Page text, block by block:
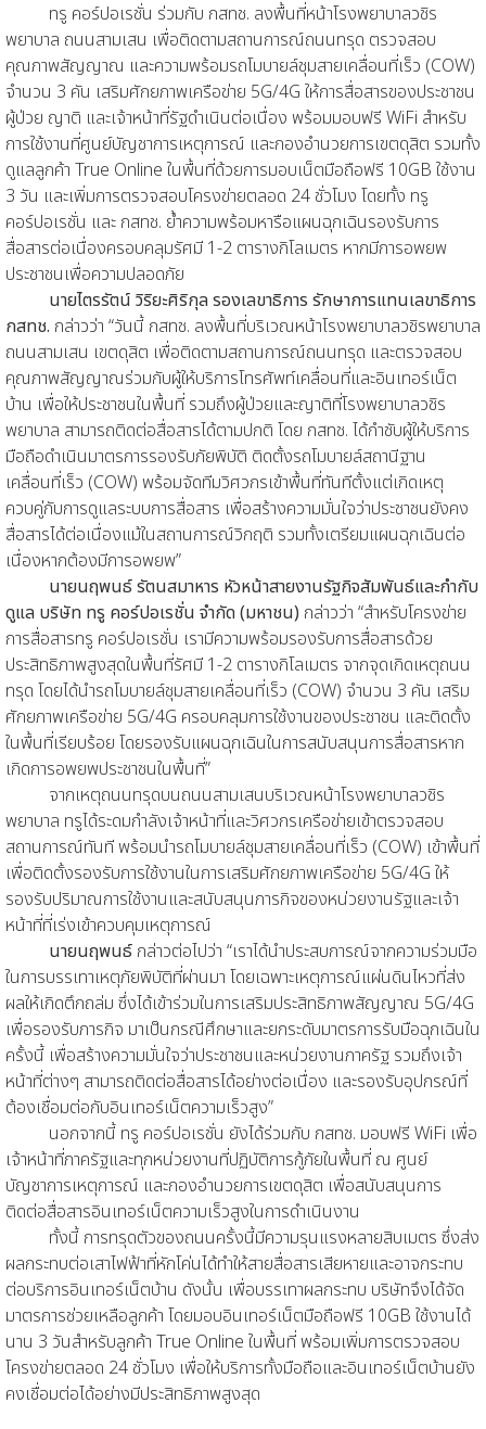
ทรู คอร์ปอเรชั่น ร่วมกับ กสทช. ลงพื้นที่หน้าโรงพยาบาลวชิร
พยาบาล ถนนสามเสน เพื่อติดตามสถานการณ์ถนนทรุด ตรวจสอบ
คุณภาพสัญญาณ และความพร้อมรถโมบายล์ชุมสายเคลื่อนที่เร็ว (COW)
จำนวน 3 คัน เสริมศักยภาพเครือข่าย 5G/4G ให้การสื่อสารของประชาชน
ผู้ป่วย ญาติ และเจ้าหน้าที่รัฐดำเนินต่อเนื่อง พร้อมมอบฟรี WiFi สำหรับ
การใช้งานที่ศูนย์บัญชาการเหตุการณ์ และกองอำนวยการเขตดุสิต รวมทั้ง
ดูแลลูกค้า True Online ในพื้นที่ด้วยการมอบเน็ตมือถือฟรี 10GB ใช้งาน
3 วัน และเพิ่มการตรวจสอบโครงข่ายตลอด 24 ชั่วโมง โดยทั้ง ทรู
คอร์ปอเรชั่น และ กสทช. ย้ำความพร้อมหารือแผนฉุกเฉินรองรับการ
สื่อสารต่อเนื่องครอบคลุมรัศมี 1-2 ตารางกิโลเมตร หากมีการอพยพ
ประชาชนเพื่อความปลอดภัย
นายไตรรัตน์ วิริยะศิริกุล รองเลขาธิการ รักษาการแทนเลขาธิการ
กสทช. กล่าวว่า “วันนี้ กสทช. ลงพื้นที่บริเวณหน้าโรงพยาบาลวชิรพยาบาล
ถนนสามเสน เขตดุสิต เพื่อติดตามสถานการณ์ถนนทรุด และตรวจสอบ
คุณภาพสัญญาณร่วมกับผู้ให้บริการโทรศัพท์เคลื่อนที่และอินเทอร์เน็ต
บ้าน เพื่อให้ประชาชนในพื้นที่ รวมถึงผู้ป่วยและญาติที่โรงพยาบาลวชิร
พยาบาล สามารถติดต่อสื่อสารได้ตามปกติ โดย กสทช. ได้กำชับผู้ให้บริการ
มือถือดำเนินมาตรการรองรับภัยพิบัติ ติดตั้งรถโมบายล์สถานีฐาน
เคลื่อนที่เร็ว (COW) พร้อมจัดทีมวิศวกรเข้าพื้นที่ทันทีตั้งแต่เกิดเหตุ
ควบคู่กับการดูแลระบบการสื่อสาร เพื่อสร้างความมั่นใจว่าประชาชนยังคง
สื่อสารได้ต่อเนื่องแม้ในสถานการณ์วิกฤติ รวมทั้งเตรียมแผนฉุกเฉินต่อ
เนื่องหากต้องมีการอพยพ”
นายนฤพนธ์ รัตนสมาหาร หัวหน้าสายงานรัฐกิจสัมพันธ์และกำกับ
ดูแล บริษัท ทรู คอร์ปอเรชั่น จำกัด (มหาชน) กล่าวว่า “สำหรับโครงข่าย
การสื่อสารทรู คอร์ปอเรชั่น เรามีความพร้อมรองรับการสื่อสารด้วย
ประสิทธิภาพสูงสุดในพื้นที่รัศมี 1-2 ตารางกิโลเมตร จากจุดเกิดเหตุถนน
ทรุด โดยได้นำรถโมบายล์ชุมสายเคลื่อนที่เร็ว (COW) จำนวน 3 คัน เสริม
ศักยภาพเครือข่าย 5G/4G ครอบคลุมการใช้งานของประชาชน และติดตั้ง
ในพื้นที่เรียบร้อย โดยรองรับแผนฉุกเฉินในการสนับสนุนการสื่อสารหาก
เกิดการอพยพประชาชนในพื้นที่”
จากเหตุถนนทรุดบนถนนสามเสนบริเวณหน้าโรงพยาบาลวชิร
พยาบาล ทรูได้ระดมกำลังเจ้าหน้าที่และวิศวกรเครือข่ายเข้าตรวจสอบ
สถานการณ์ทันที พร้อมนำรถโมบายล์ชุมสายเคลื่อนที่เร็ว (COW) เข้าพื้นที่
เพื่อติดตั้งรองรับการใช้งานในการเสริมศักยภาพเครือข่าย 5G/4G ให้
รองรับปริมาณการใช้งานและสนับสนุนภารกิจของหน่วยงานรัฐและเจ้า
หน้าที่ที่เร่งเข้าควบคุมเหตุการณ์
นายนฤพนธ์ กล่าวต่อไปว่า “เราได้นำประสบการณ์จากความร่วมมือ
ในการบรรเทาเหตุภัยพิบัติที่ผ่านมา โดยเฉพาะเหตุการณ์แผ่นดินไหวที่ส่ง
ผลให้เกิดตึกถล่ม ซึ่งได้เข้าร่วมในการเสริมประสิทธิภาพสัญญาณ 5G/4G
เพื่อรองรับภารกิจ มาเป็นกรณีศึกษาและยกระดับมาตรการรับมือฉุกเฉินใน
ครั้งนี้ เพื่อสร้างความมั่นใจว่าประชาชนและหน่วยงานภาครัฐ รวมถึงเจ้า
หน้าที่ต่างๆ สามารถติดต่อสื่อสารได้อย่างต่อเนื่อง และรองรับอุปกรณ์ที่
ต้องเชื่อมต่อกับอินเทอร์เน็ตความเร็วสูง”
นอกจากนี้ ทรู คอร์ปอเรชั่น ยังได้ร่วมกับ กสทช. มอบฟรี WiFi เพื่อ
เจ้าหน้าที่ภาครัฐและทุกหน่วยงานที่ปฏิบัติการกู้ภัยในพื้นที่ ณ ศูนย์
บัญชาการเหตุการณ์ และกองอำนวยการเขตดุสิต เพื่อสนับสนุนการ
ติดต่อสื่อสารอินเทอร์เน็ตความเร็วสูงในการดำเนินงาน
ทั้งนี้ การทรุดตัวของถนนครั้งนี้มีความรุนแรงหลายสิบเมตร ซึ่งส่ง
ผลกระทบต่อเสาไฟฟ้าที่หักโค่นได้ทำให้สายสื่อสารเสียหายและอาจกระทบ
ต่อบริการอินเทอร์เน็ตบ้าน ดังนั้น เพื่อบรรเทาผลกระทบ บริษัทจึงได้จัด
มาตรการช่วยเหลือลูกค้า โดยมอบอินเทอร์เน็ตมือถือฟรี 10GB ใช้งานได้
นาน 3 วันสำหรับลูกค้า True Online ในพื้นที่ พร้อมเพิ่มการตรวจสอบ
โครงข่ายตลอด 24 ชั่วโมง เพื่อให้บริการทั้งมือถือและอินเทอร์เน็ตบ้านยัง
คงเชื่อมต่อได้อย่างมีประสิทธิภาพสูงสุด